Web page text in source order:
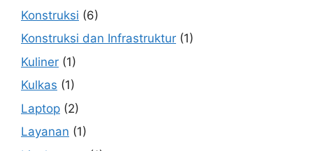
Konstruksi (6)
Konstruksi dan Infrastruktur (1)
Kuliner (1)
Kulkas (1)
Laptop (2)
Layanan (1)